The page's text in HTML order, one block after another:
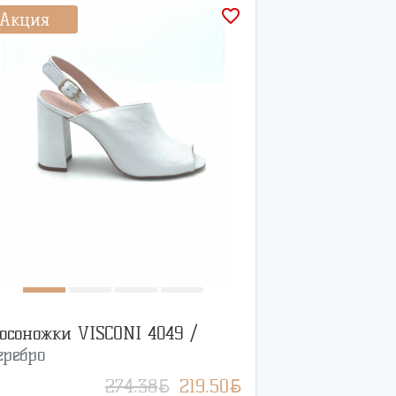
Акция favorite_border
VISCONI 4049 /
274.38BYN 219.50BYN